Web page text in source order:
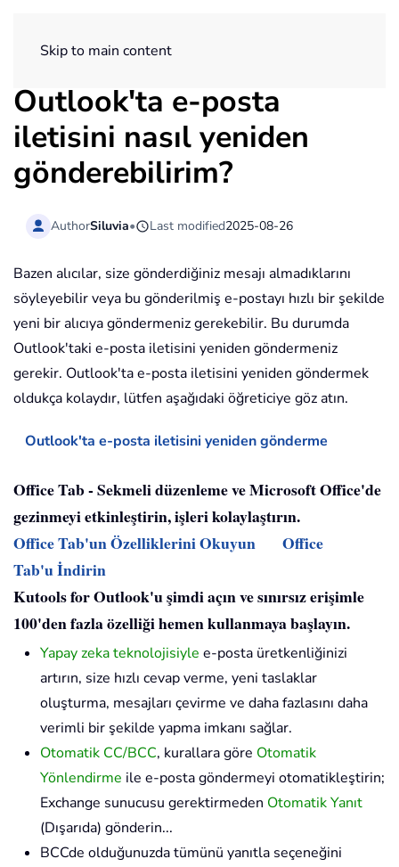
Skip to main content
Outlook'ta e-posta
iletisini nasıl yeniden
gönderebilirim?
AuthorSiluvia• Last modified2025-08-26
Bazen alıcılar, size gönderdiğiniz mesajı almadıklarını
söyleyebilir veya bu gönderilmiş e-postayı hızlı bir şekilde
yeni bir alıcıya göndermeniz gerekebilir. Bu durumda
Outlook'taki e-posta iletisini yeniden göndermeniz
gerekir. Outlook'ta e-posta iletisini yeniden göndermek
oldukça kolaydır, lütfen aşağıdaki öğreticiye göz atın.
Outlook'ta e-posta iletisini yeniden gönderme
Office Tab - Sekmeli düzenleme ve Microsoft Office'de
gezinmeyi etkinleştirin, işleri kolaylaştırın.
Office Tab'un Özelliklerini Okuyun
Office
Tab'u İndirin
Kutools for Outlook'u şimdi açın ve sınırsız erişimle
100'den fazla özelliği hemen kullanmaya başlayın.
Yapay zeka teknolojisiyle e-posta üretkenliğinizi
artırın, size hızlı cevap verme, yeni taslaklar
oluşturma, mesajları çevirme ve daha fazlasını daha
verimli bir şekilde yapma imkanı sağlar.
Otomatik CC/BCC, kurallara göre Otomatik
Yönlendirme ile e-posta göndermeyi otomatikleştirin;
Exchange sunucusu gerektirmeden Otomatik Yanıt
(Dışarıda) gönderin...
BCCde olduğunuzda tümünü yanıtla seçeneğini